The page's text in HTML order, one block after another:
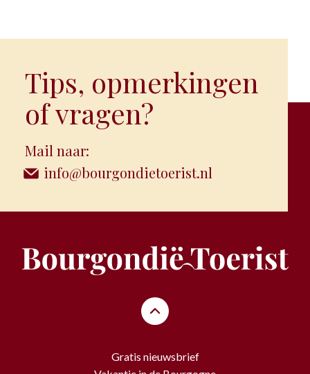
Tips, opmerkingen
of vragen?
Mail naar:
info@bourgondietoerist.nl
Gratis nieuwsbrief